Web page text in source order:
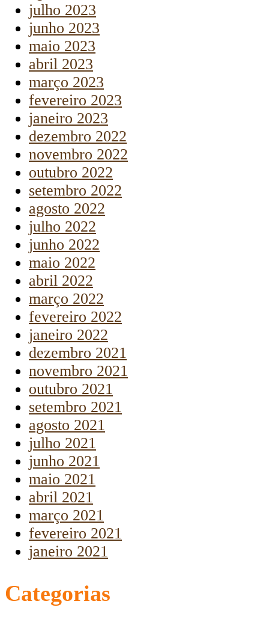
julho 2023
junho 2023
maio 2023
abril 2023
março 2023
fevereiro 2023
janeiro 2023
dezembro 2022
novembro 2022
outubro 2022
setembro 2022
agosto 2022
julho 2022
junho 2022
maio 2022
abril 2022
março 2022
fevereiro 2022
janeiro 2022
dezembro 2021
novembro 2021
outubro 2021
setembro 2021
agosto 2021
julho 2021
junho 2021
maio 2021
abril 2021
março 2021
fevereiro 2021
janeiro 2021
Categorias